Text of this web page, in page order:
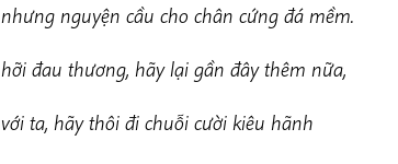
nhưng nguyện cầu cho chân cứng đá mềm.
hỡi đau thương, hãy lại gần đây thêm nữa,
với ta, hãy thôi đi chuỗi cười kiêu hãnh